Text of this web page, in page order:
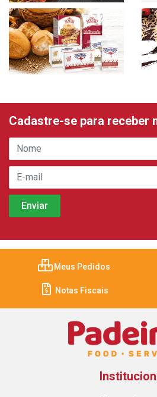
Cadastre-se para receber
Meus Pedidos
Notas Fiscais